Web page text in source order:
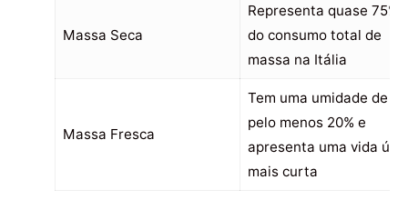
Massa Seca
Representa quase 75%
do consumo total de
massa na Itália
Massa Fresca
Tem uma umidade de
pelo menos 20% e
apresenta uma vida útil
mais curta